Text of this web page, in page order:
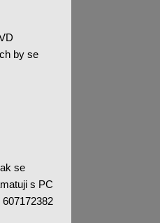
by se
se
s PC